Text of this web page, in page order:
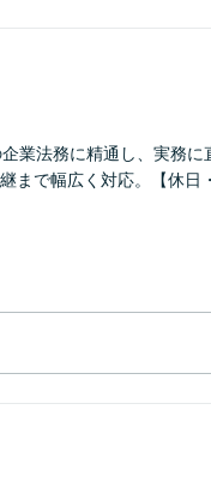
業法務に精通し、実務に
まで幅広く対応。【休日